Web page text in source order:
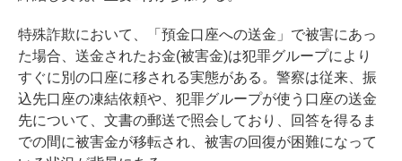
特殊詐欺において、「預金口座への送金」で被害にあっ
た場合、送金されたお金(被害金)は犯罪グループにより
すぐに別の口座に移される実態がある。警察は従来、振
込先口座の凍結依頼や、犯罪グループが使う口座の送金
先について、文書の郵送で照会しており、回答を得るま
での間に被害金が移転され、被害の回復が困難になって